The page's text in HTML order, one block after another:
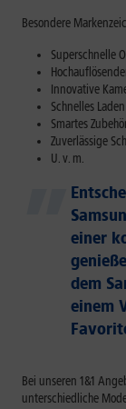
Besondere
Superschnelle
Innovative
Schnelles
Smartes
Zuverlässige
U. v. m.
einer
dem
einem
Bei unseren 1&1
unterschiedliche